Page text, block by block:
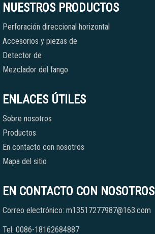
NUESTROS PRODUCTOS
Perforación direccional horizontal
Accesorios y piezas de
Detector de
Mezclador del fango
ENLACES ÚTILES
Sobre nosotros
Productos
En contacto con nosotros
Mapa del sitio
EN CONTACTO CON NOSOTROS
Correo electrónico: m13517277987@163.com
Tel: 0086-18162684887